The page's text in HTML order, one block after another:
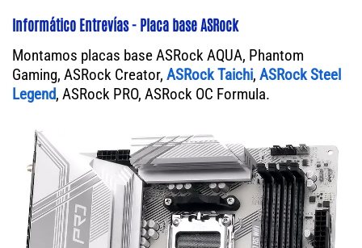
Informático Entrevías - Placa base ASRock
Montamos placas base ASRock AQUA, Phantom
Gaming, ASRock Creator, ASRock Taichi, ASRock Steel
Legend, ASRock PRO, ASRock OC Formula.